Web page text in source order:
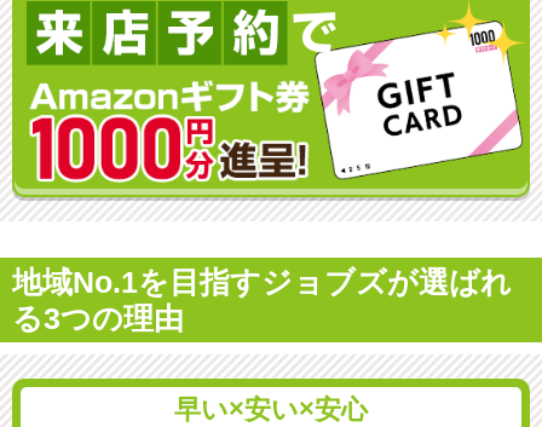
地域No.1を目指すジョブズが選ばれ
る3つの理由
早い×安い×安心